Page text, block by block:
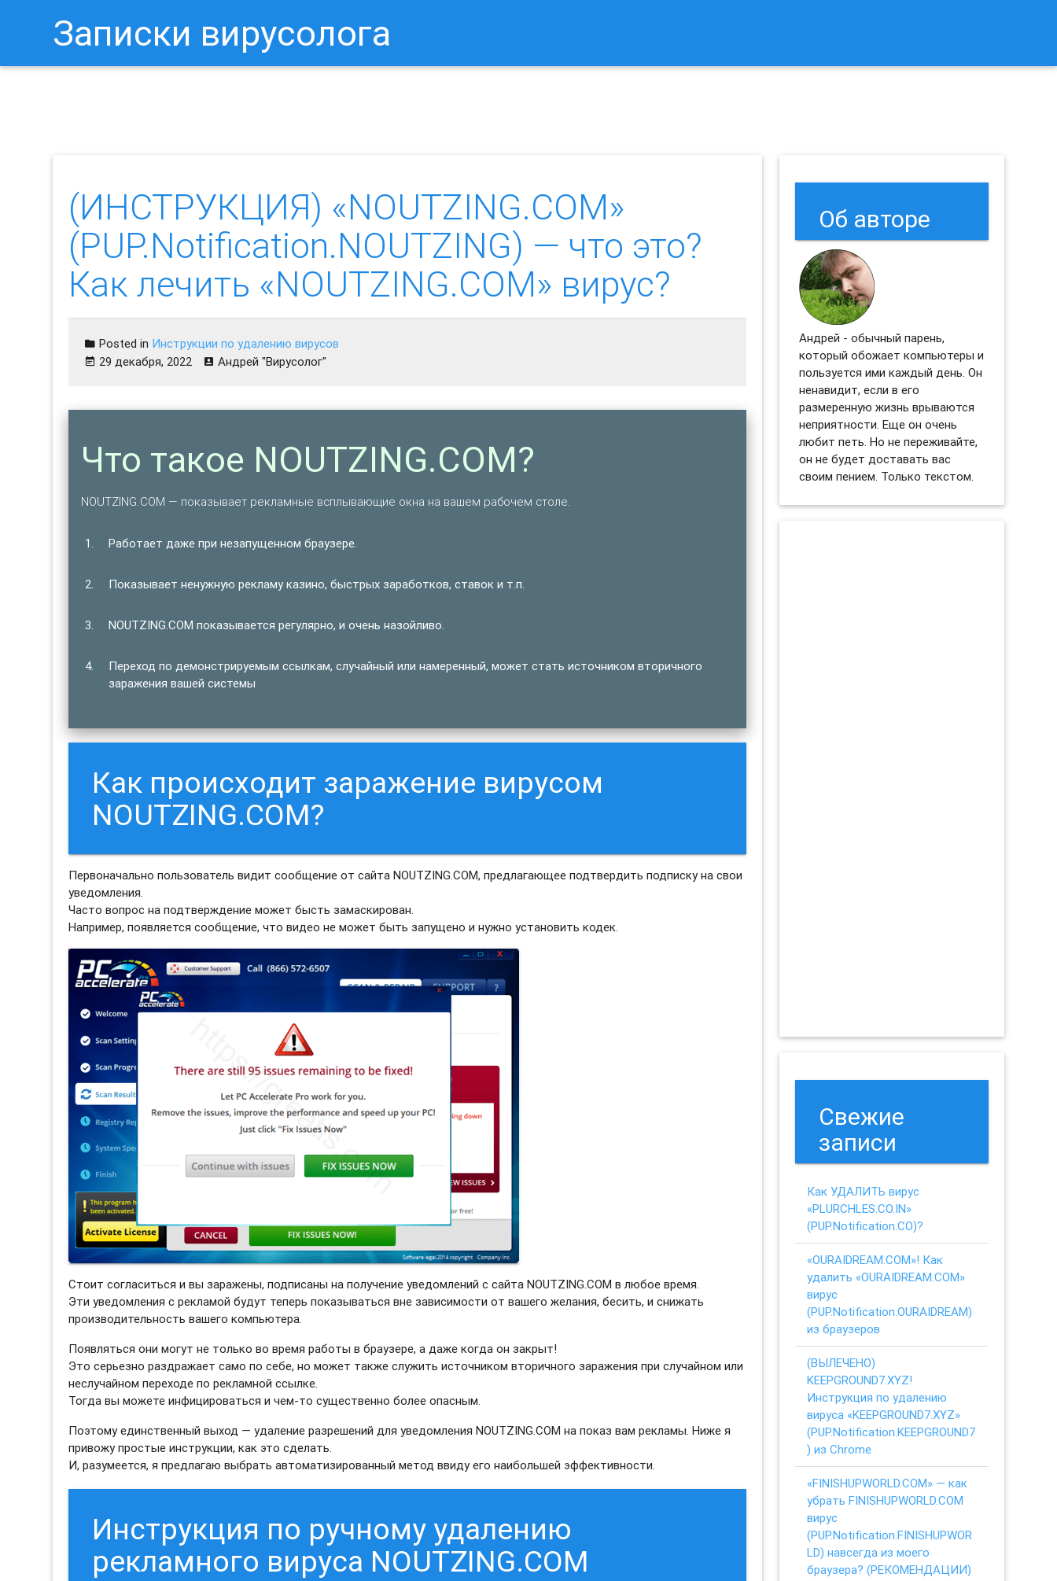
Записки вирусолога
(ИНСТРУКЦИЯ) «NOUTZING.COM»
(PUP.Notification.NOUTZING) — что это?
Как лечить «NOUTZING.COM» вирус?
Posted in Инструкции по удалению вирусов
29 декабря, 2022
Андрей "Вирусолог"
Что такое NOUTZING.COM?
NOUTZING.COM — показывает рекламные всплывающие окна на вашем рабочем столе.
Работает даже при незапущенном браузере.
Показывает ненужную рекламу казино, быстрых заработков, ставок и т.п.
NOUTZING.COM показывается регулярно, и очень назойливо.
Переход по демонстрируемым ссылкам, случайный или намеренный, может стать источником вторичного
заражения вашей системы
Как происходит заражение вирусом
NOUTZING.COM?
Первоначально пользователь видит сообщение от сайта NOUTZING.COM, предлагающее подтвердить подписку на свои
уведомления.
Часто вопрос на подтверждение может бысть замаскирован.
Например, появляется сообщение, что видео не может быть запущено и нужно установить кодек.
Стоит согласиться и вы заражены, подписаны на получение уведомлений с сайта NOUTZING.COM в любое время.
Эти уведомления с рекламой будут теперь показываться вне зависимости от вашего желания, бесить, и снижать
производительность вашего компьютера.
Появляться они могут не только во время работы в браузере, а даже когда он закрыт!
Это серьезно раздражает само по себе, но может также служить источником вторичного заражения при случайном или
неслучайном переходе по рекламной ссылке.
Тогда вы можете инфицироваться и чем-то существенно более опасным.
Поэтому единственный выход — удаление разрешений для уведомления NOUTZING.COM на показ вам рекламы. Ниже я
привожу простые инструкции, как это сделать.
И, разумеется, я предлагаю выбрать автоматизированный метод ввиду его наибольшей эффективности.
Инструкция по ручному удалению
рекламного вируса NOUTZING.COM
Об авторе
Андрей - обычный парень,
который обожает компьютеры и
пользуется ими каждый день. Он
ненавидит, если в его
размеренную жизнь врываются
неприятности. Еще он очень
любит петь. Но не переживайте,
он не будет доставать вас
своим пением. Только текстом.
Свежие
записи
Как УДАЛИТЬ вирус
«PLURCHLES.CO.IN»
(PUP.Notification.CO)?
«OURAIDREAM.COM»! Как
удалить «OURAIDREAM.COM»
вирус
(PUP.Notification.OURAIDREAM)
из браузеров
(ВЫЛЕЧЕНО)
KEEPGROUND7.XYZ!
Инструкция по удалению
вируса «KEEPGROUND7.XYZ»
(PUP.Notification.KEEPGROUND7
) из Chrome
«FINISHUPWORLD.COM» — как
убрать FINISHUPWORLD.COM
вирус
(PUP.Notification.FINISHUPWOR
LD) навсегда из моего
браузера? (РЕКОМЕНДАЦИИ)